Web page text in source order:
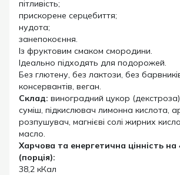
пітливість;
прискорене серцебиття;
нудота;
занепокоєння.
Із фруктовим смаком смородини.
Ідеально підходять для подорожей.
Без глютену, без лактози, без
консервантів, веган.
Склад: виноградний цукор (декстроза)
суміш, підкислювач лимонна кислота,
розпушувач, магнієві солі жирних
масло.
Харчова та енергетична цінність на
(порція):
38,2 кКал